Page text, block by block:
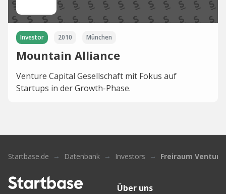
Investor 2010 München
Mountain Alliance
Venture Capital Gesellschaft mit Fokus auf
Startups in der Growth-Phase.
Startbase.de Datenbank Investors Freiraum
Über uns